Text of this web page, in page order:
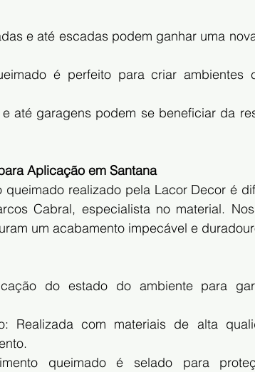
e até escadas podem ganhar uma
é perfeito para criar ambientes
até garagens podem se beneficiar da
Aplicação em Santana
realizado pela Lacor Decor é
Cabral, especialista no material.
um acabamento impecável e
do estado do ambiente para
Realizada com materiais de alta
queimado é selado para